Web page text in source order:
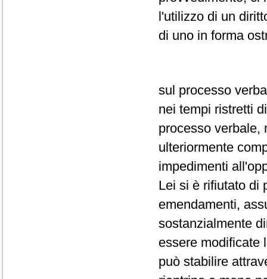
l'utilizzo di un
di uno in forma
sul processo
nei tempi ristretti
processo verbale,
ulteriormente
impedimenti
Lei si è rifiutato di
emendamenti,
sostanzialmente
essere modificate
può stabilire